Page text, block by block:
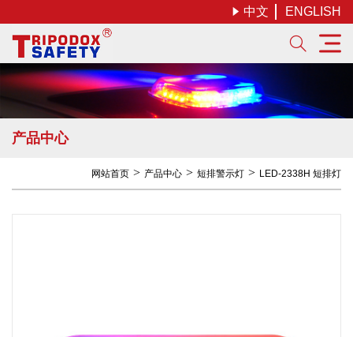
 中文 ENGLISH

产品中心
网站首页 产品中心 短排警示灯 LED-2338H 短排灯